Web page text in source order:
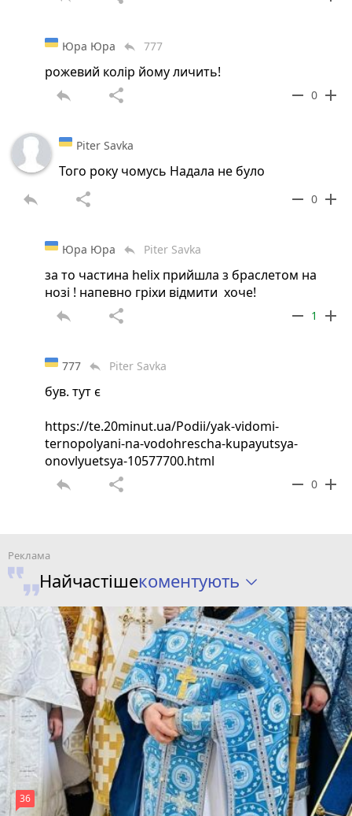
Юра Юра reply 777
рожевий колір йому личить!
reply share remove 0 add
Piter Savka
Того року чомусь Надала не було
reply share remove 0 add
Юра Юра reply Piter Savka
за то частина helix прийшла з браслетом на
нозі ! напевно гріхи відмити хоче!
reply share remove 1 add
777 reply Piter Savka
був. тут є
https://te.20minut.ua/Podii/yak-vidomi-
ternopolyani-na-vodohrescha-kupayutsya-
onovlyuetsya-10577700.html
reply share remove 0 add
Найчастішекоментують
36